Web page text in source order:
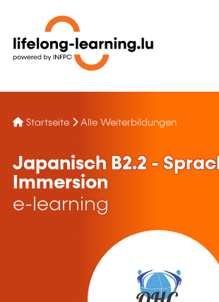
Startseite Alle Weiterbildungen
Japanisch B2.2 -
Immersion
e-learning